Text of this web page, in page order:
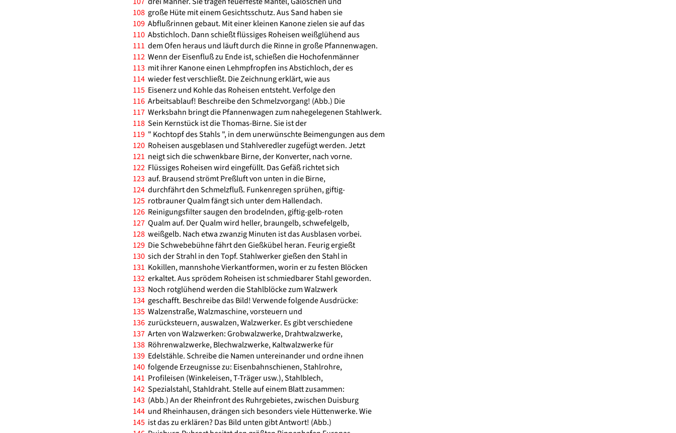
108 große Hüte mit einem Gesichtsschutz. Aus Sand haben sie
109 Abflußrinnen gebaut. Mit einer kleinen Kanone zielen sie auf das
110 Abstichloch. Dann schießt flüssiges Roheisen weißglühend aus
111 dem Ofen heraus und läuft durch die Rinne in große Pfannenwagen.
112 Wenn der Eisenfluß zu Ende ist, schießen die Hochofenmänner
113 mit ihrer Kanone einen Lehmpfropfen ins Abstichloch, der es
114 wieder fest verschließt. Die Zeichnung erklärt, wie aus
115 Eisenerz und Kohle das Roheisen entsteht. Verfolge den
116 Arbeitsablauf! Beschreibe den Schmelzvorgang! (Abb.) Die
117 Werksbahn bringt die Pfannenwagen zum nahegelegenen Stahlwerk.
118 Sein Kernstück ist die Thomas-Birne. Sie ist der
119 " Kochtopf des Stahls ", in dem unerwünschte Beimengungen aus dem
120 Roheisen ausgeblasen und Stahlveredler zugefügt werden. Jetzt
121 neigt sich die schwenkbare Birne, der Konverter, nach vorne.
122 Flüssiges Roheisen wird eingefüllt. Das Gefäß richtet sich
123 auf. Brausend strömt Preßluft von unten in die Birne,
124 durchfährt den Schmelzfluß. Funkenregen sprühen, giftig-
125 rotbrauner Qualm fängt sich unter dem Hallendach.
126 Reinigungsfilter saugen den brodelnden, giftig-gelb-roten
127 Qualm auf. Der Qualm wird heller, braungelb, schwefelgelb,
128 weißgelb. Nach etwa zwanzig Minuten ist das Ausblasen vorbei.
129 Die Schwebebühne fährt den Gießkübel heran. Feurig ergießt
130 sich der Strahl in den Topf. Stahlwerker gießen den Stahl in
131 Kokillen, mannshohe Vierkantformen, worin er zu festen Blöcken
132 erkaltet. Aus sprödem Roheisen ist schmiedbarer Stahl geworden.
133 Noch rotglühend werden die Stahlblöcke zum Walzwerk
134 geschafft. Beschreibe das Bild! Verwende folgende Ausdrücke:
135 Walzenstraße, Walzmaschine, vorsteuern und
136 zurücksteuern, auswalzen, Walzwerker. Es gibt verschiedene
137 Arten von Walzwerken: Grobwalzwerke, Drahtwalzwerke,
138 Röhrenwalzwerke, Blechwalzwerke, Kaltwalzwerke für
139 Edelstähle. Schreibe die Namen untereinander und ordne ihnen
140 folgende Erzeugnisse zu: Eisenbahnschienen, Stahlrohre,
141 Profileisen (Winkeleisen, T-Träger usw.), Stahlblech,
142 Spezialstahl, Stahldraht. Stelle auf einem Blatt zusammen:
143 (Abb.) An der Rheinfront des Ruhrgebietes, zwischen Duisburg
144 und Rheinhausen, drängen sich besonders viele Hüttenwerke. Wie
145 ist das zu erklären? Das Bild unten gibt Antwort! (Abb.)